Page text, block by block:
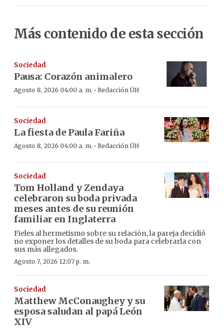
Más contenido de esta sección
Sociedad
Pausa: Corazón animalero
Agosto 8, 2026 04:00 a. m. · Redacción ÚH
Sociedad
La fiesta de Paula Fariña
Agosto 8, 2026 04:00 a. m. · Redacción ÚH
Sociedad
Tom Holland y Zendaya
celebraron su boda privada
meses antes de su reunión
familiar en Inglaterra
Fieles al hermetismo sobre su relación, la pareja decidió
no exponer los detalles de su boda para celebrarla con
sus más allegados.
Agosto 7, 2026 12:07 p. m.
Sociedad
Matthew McConaughey y su
esposa saludan al papá León
XIV